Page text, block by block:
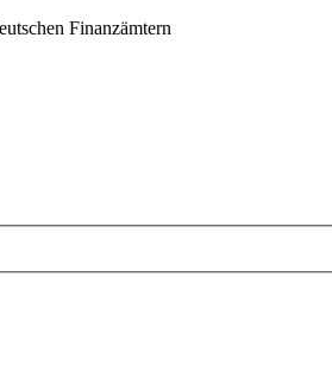
Finanzämtern